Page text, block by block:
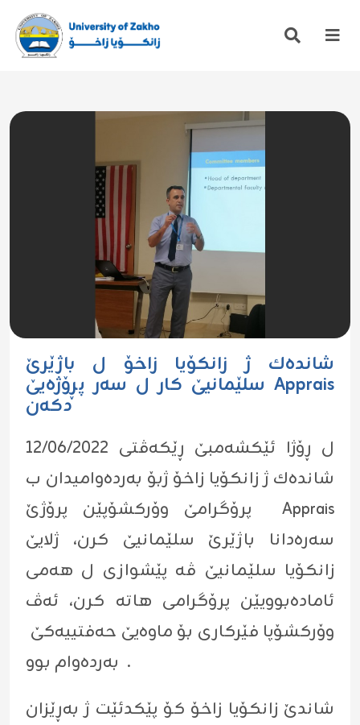
شانده‌ك ژ زانكۆیا زاخۆ ل باژێرێ
سلێمانیێ کار ل سەر پڕۆژەیێ Apprais
دکەن
ل ڕۆژا ئێكشه‌مبێ ڕێكه‌ڤتى 12/06/2022
شانده‌ك ژ زانكۆیا زاخۆ ژبۆ به‌رده‌وامیدان ب
پرۆگرامێ وۆركشۆپێن پرۆژێ Apprais
سه‌ره‌دانا باژێرێ سلێمانیێ كرن، ژلایێ
زانكۆیا سلێمانیێ ڤه‌ پێشوازى ل هه‌مى
ئاماده‌بوویێن پرۆگرامى هاته‌ كرن، ئه‌ڤ
وۆركشۆپا فێركارى بۆ ماوه‌یێ حه‌فتییه‌كێ
به‌رده‌وام بوو .
شاندێ زانکۆیا زاخۆ کۆ پێکدئێت ژ بەڕێزان